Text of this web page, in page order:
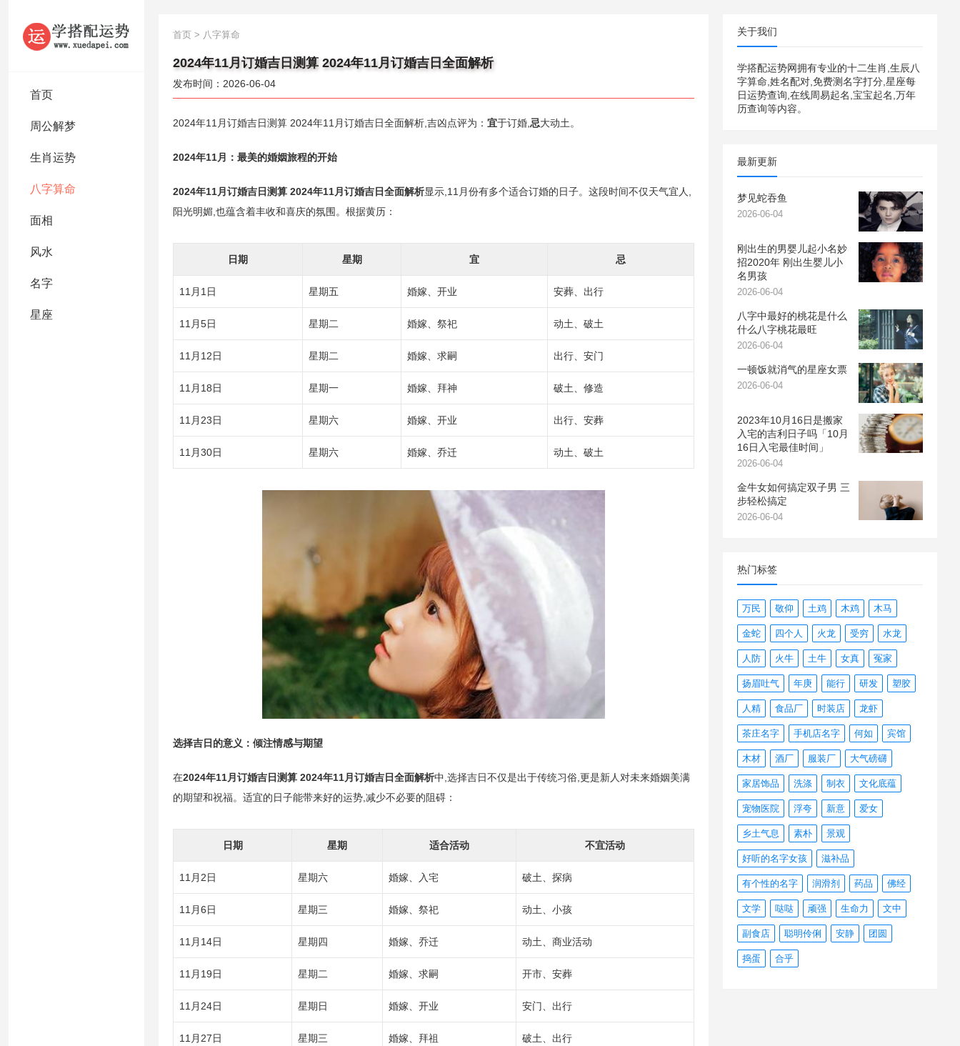
首页
周公解梦
生肖运势
八字算命
面相
风水
名字
星座
首页 > 八字算命
2024年11月订婚吉日测算 2024年11月订婚吉日全面解析
发布时间：2026-06-04
2024年11月订婚吉日测算 2024年11月订婚吉日全面解析,吉凶点评为： 宜于订婚, 忌大动土。
2024年11月：最美的婚姻旅程的开始
2024年11月订婚吉日测算 2024年11月订婚吉日全面解析显示,11月份有多个适合订婚的日子。这段时间不仅天气宜人,
阳光明媚,也蕴含着丰收和喜庆的氛围。根据黄历：
日期 星期 宜 忌
11月1日 星期五 婚嫁、开业 安葬、出行
11月5日 星期二 婚嫁、祭祀 动土、破土
11月12日 星期二 婚嫁、求嗣 出行、安门
11月18日 星期一 婚嫁、拜神 破土、修造
11月23日 星期六 婚嫁、开业 出行、安葬
11月30日 星期六 婚嫁、乔迁 动土、破土
选择吉日的意义：倾注情感与期望
在2024年11月订婚吉日测算 2024年11月订婚吉日全面解析中,选择吉日不仅是出于传统习俗,更是新人对未来婚姻美满
的期望和祝福。适宜的日子能带来好的运势,减少不必要的阻碍：
日期 星期 适合活动 不宜活动
11月2日 星期六 婚嫁、入宅 破土、探病
11月6日 星期三 婚嫁、祭祀 动土、小孩
11月14日 星期四 婚嫁、乔迁 动土、商业活动
11月19日 星期二 婚嫁、求嗣 开市、安葬
11月24日 星期日 婚嫁、开业 安门、出行
11月27日 星期三 婚嫁、拜祖 破土、出行
关于我们
学搭配运势网拥有专业的十二生肖,生辰八
字算命,姓名配对,免费测名字打分,星座每
日运势查询,在线周易起名,宝宝起名,万年
历查询等内容。
最新更新
梦见蛇吞鱼
2026-06-04
刚出生的男婴儿起小名妙
招2020年 刚出生婴儿小
名男孩
2026-06-04
八字中最好的桃花是什么
什么八字桃花最旺
2026-06-04
一顿饭就消气的星座女票
2026-06-04
2023年10月16日是搬家
入宅的吉利日子吗「10月
16日入宅最佳时间」
2026-06-04
金牛女如何搞定双子男 三
步轻松搞定
2026-06-04
热门标签
万民 敬仰 土鸡 木鸡 木马
金蛇 四个人 火龙 受穷 水龙
人防 火牛 土牛 女真 冤家
扬眉吐气 年庚 能行 研发 塑胶
人精 食品厂 时装店 龙虾
茶庄名字 手机店名字 何如 宾馆
木材 酒厂 服装厂 大气磅礴
家居饰品 洗涤 制衣 文化底蕴
宠物医院 浮夸 新意 爱女
乡土气息 素朴 景观
好听的名字女孩 滋补品
有个性的名字 润滑剂 药品 佛经
文学 哒哒 顽强 生命力 文中
副食店 聪明伶俐 安静 团圆
捣蛋 合乎